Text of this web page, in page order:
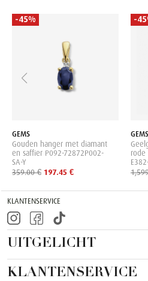
-45%
GEMS
Gouden hanger met diamant
en saffier P092-72872P002-
SA-Y
359.00 € 197.45 €
-
GEMS
rode
KLANTENSERVICE
UITGELICHT
KLANTENSERVICE